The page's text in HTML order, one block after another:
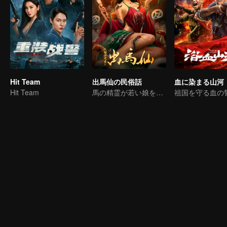
Hit Team
Hit Team
出馬仙の民俗話
馬の精霊が若い娘を生贄に捧げて不老不死を祈る
血に染まる山河
祖国を守る血の